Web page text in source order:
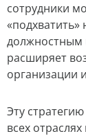
сотрудники
должностным
расширяет
организации
Эту
всех